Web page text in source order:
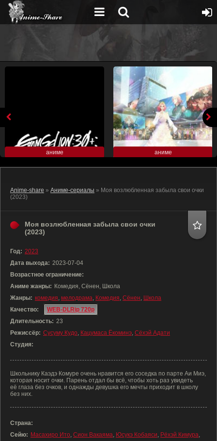
аниме аниме
Anime-share » Аниме-сериалы » Моя возлюбленная забыла свои очки
(2023)
Моя возлюбленная забыла свои очки
(2023)
Год: 2023
Дата выхода: 2023-07-04
Возрастное ограничение:
Аниме жанры: Комедия, Сёнен, Школа
Жанры: комедия, мелодрама, Комедия, Сёнен, Школа
Качество:
WEB-DLRip 720p
Длительность: 23
Режиссёр: Сусуму Кудо, Кацумаса Ёкоминэ, Сёхэй Адати
Студия:
Школьнику Каэдэ Комуре очень нравится его соседка по парте Аи Миэ,
которая носит очки. Парень отдал бы всё, чтобы хоть раз увидеть
её глаза без очков, и однажды девушка его мечты приходит в школу
без них.
Страна:
Сейю: Масахиро Ито, Сион Вакаяма, Юсукэ Кобаяси, Рёхэй Кимура,